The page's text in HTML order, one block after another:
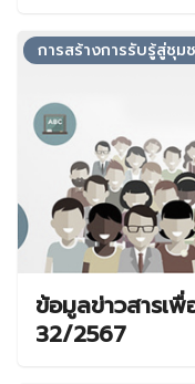
การสร้างการรับรู้สู่ชุม
ข้อมูลข่าวสารเ
32/2567